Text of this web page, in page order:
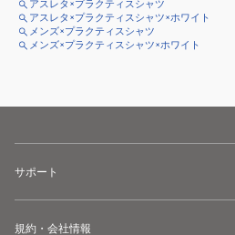
アスレタ×プラクティスシャツ
アスレタ×プラクティスシャツ×ホワイト
メンズ×プラクティスシャツ
メンズ×プラクティスシャツ×ホワイト
サポート
規約・会社情報